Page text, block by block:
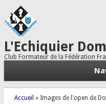
L'Echiquier
Club Formateur de la Fédération
Vous êtes ici
Accueil » Images de l'open de